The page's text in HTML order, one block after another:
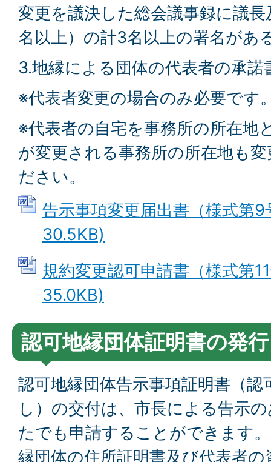
変更を議決した総会議事録に議
名以上）の計3名以上の署名があ
3.地縁による団体の代表者の承諾
※代表者変更の場合のみ必要です
※代表者の自宅を事務所の所在地
が変更される事務所の所在地も
ださい。
告示事項変更届出書（様式第
30.5KB)
規約変更認可申請書（様式第
35.0KB)
認可地縁団体証明書の発行
認可地縁団体告示事項証明書（認
し）の交付は、市長による告示
たでも申請することができます
縁団体の住所証明書及び代表者